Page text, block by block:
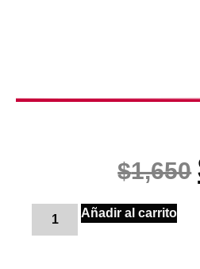
$1,650
Añadir al carrito